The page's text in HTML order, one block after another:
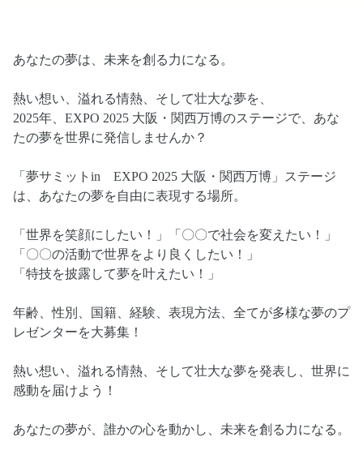
あなたの夢は、未来を創る力になる。
熱い想い、溢れる情熱、そして壮大な夢を、
2025年、EXPO 2025 大阪・関西万博のステージで、あな
たの夢を世界に発信しませんか？
「夢サミットin EXPO 2025 大阪・関西万博」ステージ
は、あなたの夢を自由に表現する場所。
「世界を笑顔にしたい！」「〇〇で社会を変えたい！」
「〇〇の活動で世界をより良くしたい！」
「特技を披露して夢を叶えたい！」
年齢、性別、国籍、経験、表現方法、全てが多様な夢のプ
レゼンターを大募集！
熱い想い、溢れる情熱、そして壮大な夢を発表し、世界に
感動を届けよう！
あなたの夢が、誰かの心を動かし、未来を創る力になる。